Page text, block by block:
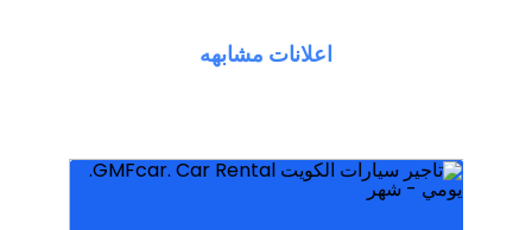
اعلانات مشابهه
مكتب تاجير بالكويت. توفر أسطول سيارات. جميع
طويلة المدى, عقود تأجير لفت